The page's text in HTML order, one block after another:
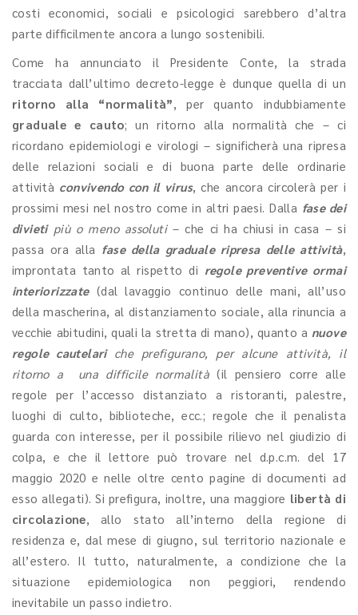
costi economici, sociali e psicologici sarebbero d’altra
parte difficilmente ancora a lungo sostenibili.
Come ha annunciato il Presidente Conte, la strada
tracciata dall’ultimo decreto-legge è dunque quella di un
ritorno alla “normalità”, per quanto indubbiamente
graduale e cauto; un ritorno alla normalità che – ci
ricordano epidemiologi e virologi – significherà una ripresa
delle relazioni sociali e di buona parte delle ordinarie
attività convivendo con il virus, che ancora circolerà per i
prossimi mesi nel nostro come in altri paesi. Dalla fase dei
divietipiù o meno assoluti– che ci ha chiusi in casa – si
passa ora alla fase della graduale ripresa delle attività,
improntata tanto al rispetto di regole preventive ormai
interiorizzate(dal lavaggio continuo delle mani, all’uso
della mascherina, al distanziamento sociale, alla rinuncia a
vecchie abitudini, quali la stretta di mano), quanto a nuove
regole cautelari che prefigurano, per alcune attività, il
ritorno a una difficile normalità(il pensiero corre alle
regole per l’accesso distanziato a ristoranti, palestre,
luoghi di culto, biblioteche, ecc.; regole che il penalista
guarda con interesse, per il possibile rilievo nel giudizio di
colpa, e che il lettore può trovare nel d.p.c.m. del 17
maggio 2020 e nelle oltre cento pagine di documenti ad
esso allegati). Si prefigura, inoltre, una maggiore libertà di
circolazione, allo stato all’interno della regione di
residenza e, dal mese di giugno, sul territorio nazionale e
all’estero. Il tutto, naturalmente, a condizione che la
situazione epidemiologica non peggiori, rendendo
inevitabile un passo indietro.